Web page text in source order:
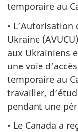
temporaire au
• L’Autorisation
Ukraine
aux Ukrainiens
une voie
temporaire au
travailler,
pendant une
• Le Canada a